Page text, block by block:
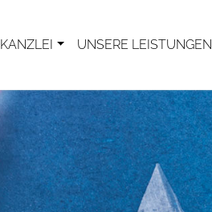
KANZLEI UNSERE LEISTUNGEN